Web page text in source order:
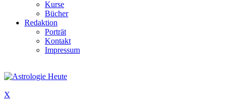
Kurse
Bücher
Redaktion
Porträt
Kontakt
Impressum
X